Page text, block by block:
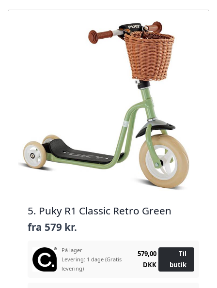
5. Puky R1 Classic Retro Green
fra 579 kr.
På lager
Levering: 1 dage (Gratis
levering)
579,00
DKK
Til
butik